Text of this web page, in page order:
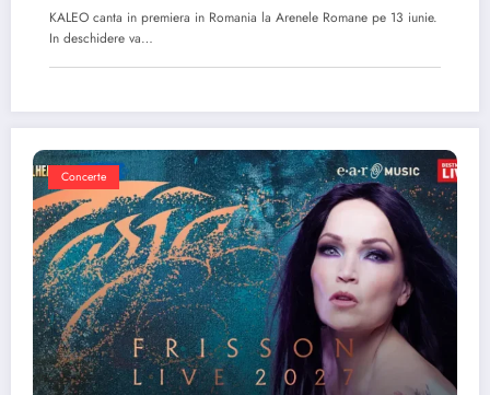
KALEO canta in premiera in Romania la Arenele Romane pe 13 iunie.
In deschidere va…
Concerte